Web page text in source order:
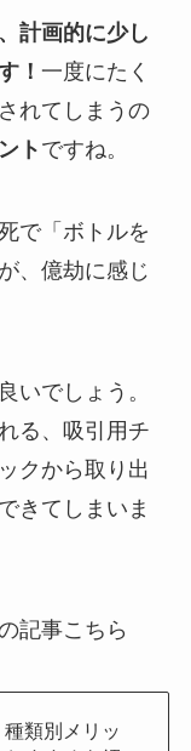
計画的に少し
！ 一度にたく
れてしまうの
トですね。
で「ボトルを
、億劫に感じ
いでしょう。
る、吸引用チ
クから取り出
きてしまいま
記事こちら
種類別メリッ